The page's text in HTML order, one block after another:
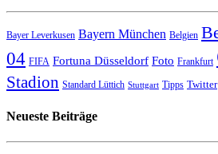
Bayer Leverkusen Bayern München Belgien
04 FIFA Fortuna Düsseldorf Foto Frankfurt
Stadion Standard Lüttich Stuttgart Tipps Twitter
Neueste Beiträge